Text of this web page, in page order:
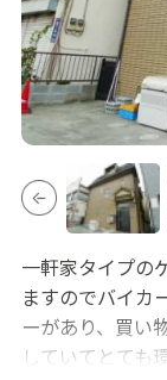
一軒家タイプの
ますのでバイカ
ーがあり、買い
していてとても